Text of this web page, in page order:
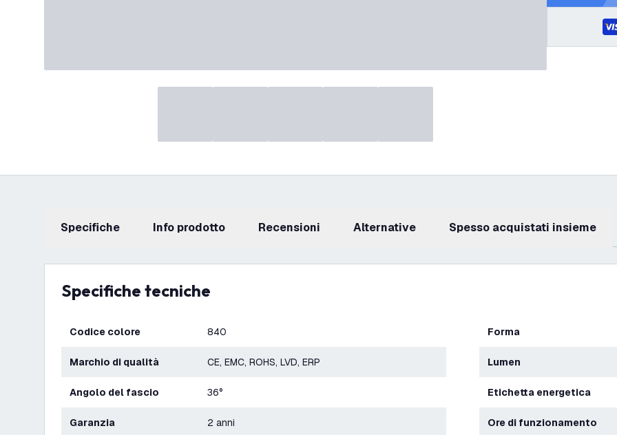
Specifiche info prodotto recensioni Alternative Spesso acquistati insieme
Specifiche tecniche
Codice colore 840
Marchio di qualità CE, EMC, ROHS, LVD, ERP
Angolo del fascio 36°
Garanzia 2 anni
Forma
Lumen
Etichetta energetica
Ore di funzionamento